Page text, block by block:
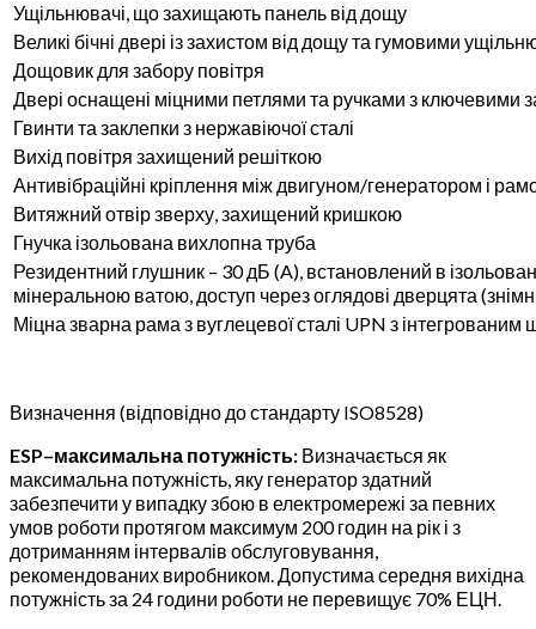
Ущільнювачі, що захищають панель від дощу
Великі бічні двері із захистом від дощу та гумовими
Дощовик для забору повітря
Двері оснащені міцними петлями та ручками з ключевими
Гвинти та заклепки з нержавіючої сталі
Вихід повітря захищений решіткою
Антивібраційні кріплення між двигуном/генератором і
Витяжний отвір зверху, захищений кришкою
Гнучка ізольована вихлопна труба
Резидентний глушник – 30 дБ (A), встановлений в
мінеральною ватою, доступ через оглядові дверцята
Міцна зварна рама з вуглецевої сталі UPN з
Визначення (відповідно до стандарту ISO8528)
ESP–максимальна потужність: Визначається як
максимальна потужність, яку генератор здатний
забезпечити у випадку збою в електромережі за певних
умов роботи протягом максимум 200 годин на рік і з
дотриманням інтервалів обслуговування,
рекомендованих виробником. Допустима середня вихідна
потужність за 24 години роботи не перевищує 70% ЕЦН.